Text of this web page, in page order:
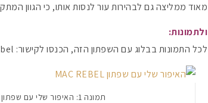
מאוד ממליצה גם לבהירות עור לנסות אותו, כי הגוון
ולתמונות:
לכל התמונות בבלוג עם השפתון הזה, הכנסו לקישור: MAC Rebel
תמונה 1: האיפור שלי עם שפתון MAC REBEL